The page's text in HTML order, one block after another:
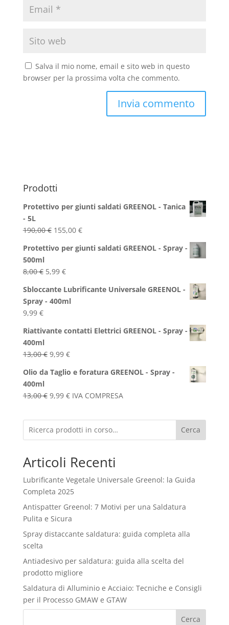
Salva il mio nome, email e sito web in questo
browser per la prossima volta che commento.
Prodotti
Protettivo per giunti saldati GREENOL - Tanica
- 5L
190,00€ Il
originale
190,00 €.
155,00 €Il
attuale
Protettivo per giunti saldati GREENOL - Spray -
500ml
8,00€ Il
originale
era:
5,99 €Il
attuale
è:
Sbloccante Lubrificante Universale GREENOL -
Spray - 400ml
9,99 €
Riattivante contatti Elettrici GREENOL - Spray -
400ml
13,00€ Il
originale
13,00 €.
9,99 €Il
attuale
9,99 €.
Olio da Taglio e foratura GREENOL - Spray -
400ml
13,00€ Il
originale
era:
13,00 €.
9,99 €Il
attuale
è:
9,99 €.
IVA COMPRESA
Cerca
Articoli Recenti
Lubrificante Vegetale Universale Greenol: la Guida
Completa 2025
Antispatter Greenol: 7 Motivi per una Saldatura
Pulita e Sicura
Spray distaccante saldatura: guida completa alla
scelta
Antiadesivo per saldatura: guida alla scelta del
prodotto migliore
Saldatura di Alluminio e Acciaio: Tecniche e Consigli
per il Processo GMAW e GTAW
Cerca